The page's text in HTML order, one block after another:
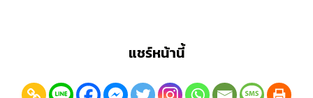
แชร์หน้านี้